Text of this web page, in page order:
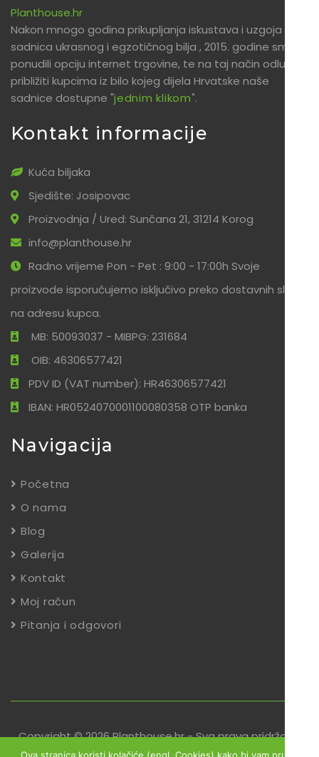
Planthouse.hr
Nakon mnogo godina prikupljanja iskustava i uzgoja
sadnica ukrasnog i egzotičnog bilja , 2015. godine smo
ponudili opciju internet trgovine, te na taj način odlučili
približiti kupcima iz bilo kojeg dijela Hrvatske naše
sadnice dostupne "jednim klikom".
Kontakt informacije
Kuća biljaka
Sjedište: Josipovac
Proizvodnja / Ured: Sunčana 21, 31214 Korog
info@planthouse.hr
Radno vrijeme Pon - Pet : 9:00 - 17:00h Svoje
proizvode isporučujemo isključivo preko dostavnih službi
na adresu kupca.
MB: 50093037 - MIBPG: 231684
OIB: 46306577421
PDV ID (VAT number): HR46306577421
IBAN: HR0524070001100080358 OTP banka
Navigacija
Početna
O nama
Blog
Galerija
Kontakt
Moj račun
Pitanja i odgovori
Copyright © 2026 Planthouse.hr - Sva prava pridržana